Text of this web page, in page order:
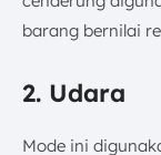
barang bernilai
2. Udara
Mode ini